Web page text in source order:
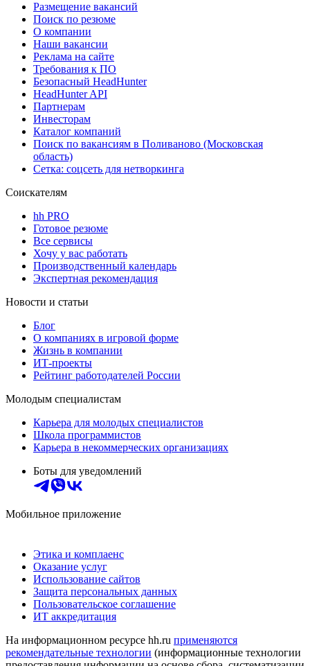
Размещение вакансий
Поиск по резюме
О компании
Наши вакансии
Реклама на сайте
Требования к ПО
Безопасный HeadHunter
HeadHunter API
Партнерам
Инвесторам
Каталог компаний
Поиск по вакансиям в Поливаново (Московская
область)
Сетка: соцсеть для нетворкинга
Соискателям
hh PRO
Готовое резюме
Все сервисы
Хочу у вас работать
Производственный календарь
Экспертная рекомендация
Новости и статьи
Блог
О компаниях в игровой форме
Жизнь в компании
ИТ-проекты
Рейтинг работодателей России
Молодым специалистам
Карьера для молодых специалистов
Школа программистов
Карьера в некоммерческих организациях
Боты для уведомлений
Мобильное приложение
Этика и комплаенс
Оказание услуг
Использование сайтов
Защита персональных данных
Пользовательское соглашение
ИТ аккредитация
На информационном ресурсе hh.ru применяются
рекомендательные технологии (информационные технологии